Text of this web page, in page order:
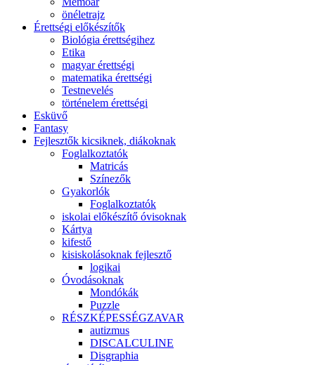
önéletrajz
Érettségi előkészítők
Biológia érettségihez
Etika
magyar érettségi
matematika érettségi
Testnevelés
történelem érettségi
Esküvő
Fantasy
Fejlesztők kicsiknek, diákoknak
Foglalkoztatók
Matricás
Színezők
Gyakorlók
Foglalkoztatók
iskolai előkészítő óvisoknak
Kártya
kifestő
kisiskolásoknak fejlesztő
logikai
Óvodásoknak
Mondókák
Puzzle
RÉSZKÉPESSÉGZAVAR
autizmus
DISCALCULINE
Disgraphia